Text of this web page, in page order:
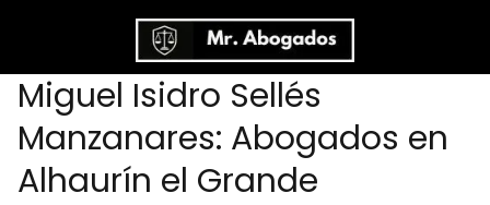
Miguel Isidro Sellés
Manzanares: Abogados en
Alhaurín el Grande